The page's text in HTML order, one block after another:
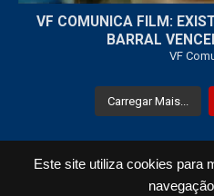
Este site utiliza cookies para
VF COMUNICA FILM:
BARRAL
VF
Carregar Mais...